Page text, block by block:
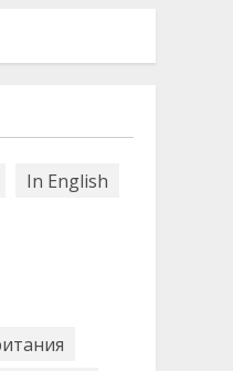
In English